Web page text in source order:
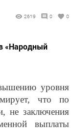
2619 0 0
«Народный
уровня
что по
не заключения
выплаты